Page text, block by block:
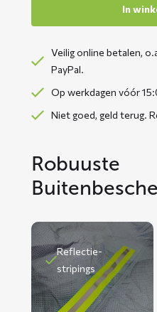
In
Veilig online betalen,
PayPal.
Op werkdagen vóór
Niet goed, geld terug.
Robuuste
Reflectie-
stripings